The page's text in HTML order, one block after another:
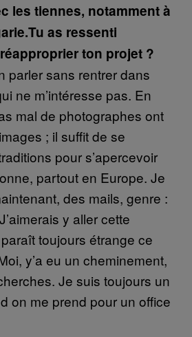
les tiennes, notamment à
Tu as ressenti
ton projet ?
parler sans rentrer dans
ne m’intéresse pas. En
mal de photographes ont
; il suffit de se
pour s’apercevoir
partout en Europe. Je
des mails, genre :
y aller cette
toujours étrange ce
y’a eu un cheminement,
Je suis toujours un
on me prend pour un office